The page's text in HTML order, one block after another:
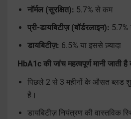
नॉर्मल (सुरक्षित): 5.7% से कम
प्री-डायबिटीज़ (बॉर्डरलाइन): 5.7%
डायबिटीज़: 6.5% या इससे ज़्यादा
HbA1c की जांच महत्वपूर्ण मानी जाती है
पिछले 2 से 3 महीनों के औसत ब्लड
है।
डायबिटीज़ नियंत्रण की वास्तविक